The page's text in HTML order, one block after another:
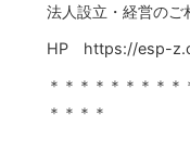
法人設立・経営の
HP https://esp-
＊＊＊＊＊＊＊＊
＊＊＊＊